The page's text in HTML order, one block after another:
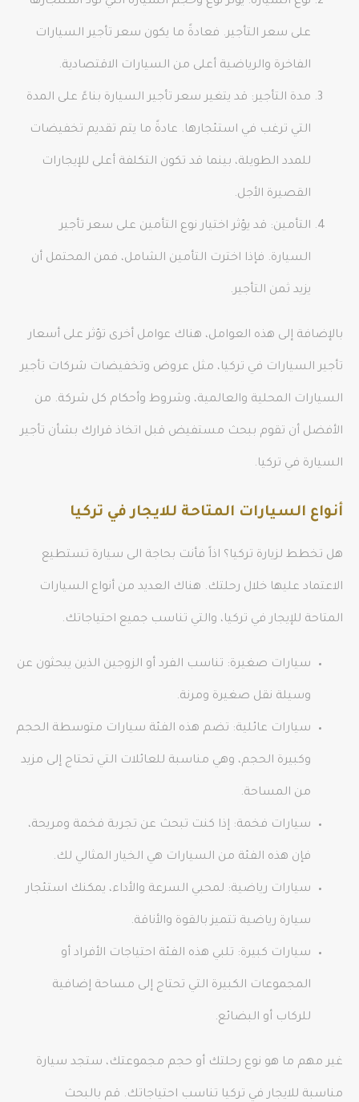
على سعر التأجير. فعادةً ما يكون سعر تأجير السيارات
الفاخرة والرياضية أعلى من السيارات الاقتصادية.
مدة التأجير: قد يتغير سعر تأجير السيارة بناءً على المدة
التي ترغب في استئجارها. عادةً ما يتم تقديم تخفيضات
للمدد الطويلة، بينما قد تكون التكلفة أعلى للإيجارات
القصيرة الأجل.
التأمين: قد يؤثر اختيار نوع التأمين على سعر تأجير
السيارة. فإذا اخترت التأمين الشامل، فمن المحتمل أن
يزيد ثمن التأجير.
بالإضافة إلى هذه العوامل، هناك عوامل أخرى تؤثر على أسعار
تأجير السيارات في تركيا، مثل عروض وتخفيضات شركات تأجير
السيارات المحلية والعالمية، وشروط وأحكام كل شركة. من
الأفضل أن تقوم ببحث مستفيض قبل اتخاذ قرارك بشأن تأجير
السيارة في تركيا.
أنواع السيارات المتاحة للايجار في تركيا
هل تخطط لزيارة تركيا؟ اذاً فأنت بحاجة الى سيارة تستطيع
الاعتماد عليها خلال رحلتك. هناك العديد من أنواع السيارات
المتاحة للإيجار في تركيا، والتي تناسب جميع احتياجاتك.
سيارات صغيرة: تناسب الفرد أو الزوجين الذين يبحثون عن
وسيلة نقل صغيرة ومرنة.
سيارات عائلية: تضم هذه الفئة سيارات متوسطة الحجم
وكبيرة الحجم، وهي مناسبة للعائلات التي تحتاج إلى مزيد
من المساحة.
سيارات فخمة: إذا كنت تبحث عن تجربة فخمة ومريحة،
فإن هذه الفئة من السيارات هي الخيار المثالي لك.
سيارات رياضية: لمحبي السرعة والأداء، يمكنك استئجار
سيارة رياضية تتميز بالقوة والأناقة.
سيارات كبيرة: تلبي هذه الفئة احتياجات الأفراد أو
المجموعات الكبيرة التي تحتاج إلى مساحة إضافية
للركاب أو البضائع.
غير مهم ما هو نوع رحلتك أو حجم مجموعتك، ستجد سيارة
مناسبة للايجار في تركيا تناسب احتياجاتك. قم بالبحث